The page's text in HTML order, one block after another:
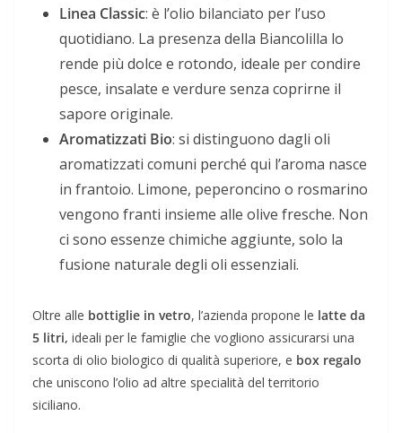
Linea Classic: è l’olio bilanciato per l’uso
quotidiano. La presenza della Biancolilla lo
rende più dolce e rotondo, ideale per condire
pesce, insalate e verdure senza coprirne il
sapore originale.
Aromatizzati Bio: si distinguono dagli oli
aromatizzati comuni perché qui l’aroma nasce
in frantoio. Limone, peperoncino o rosmarino
vengono franti insieme alle olive fresche. Non
ci sono essenze chimiche aggiunte, solo la
fusione naturale degli oli essenziali.
Oltre alle bottiglie in vetro, l’azienda propone le latte da
5 litri, ideali per le famiglie che vogliono assicurarsi una
scorta di olio biologico di qualità superiore, e box regalo
che uniscono l’olio ad altre specialità del territorio
siciliano.